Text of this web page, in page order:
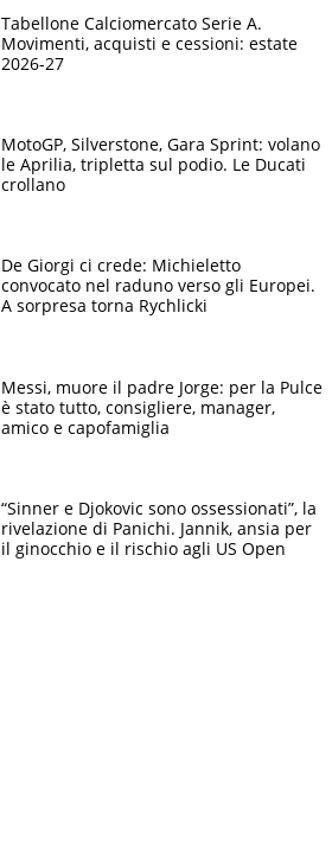
Tabellone Calciomercato Serie A.
Movimenti, acquisti e cessioni: estate
2026-27
MotoGP, Silverstone, Gara Sprint: volano
le Aprilia, tripletta sul podio. Le Ducati
crollano
De Giorgi ci crede: Michieletto
convocato nel raduno verso gli Europei.
A sorpresa torna Rychlicki
Messi, muore il padre Jorge: per la Pulce
è stato tutto, consigliere, manager,
amico e capofamiglia
“Sinner e Djokovic sono ossessionati”, la
rivelazione di Panichi. Jannik, ansia per
il ginocchio e il rischio agli US Open